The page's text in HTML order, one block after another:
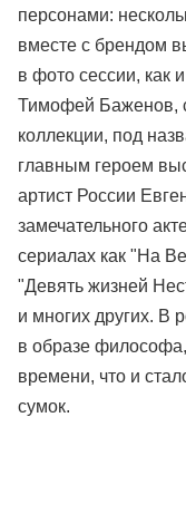
персонами:
вместе с брендом
в фото сессии, как
Тимофей Баженов,
коллекции, под
главным героем
артист России
замечательного
сериалах как "На
"Девять жизней
и многих других. В
в образе
времени, что и
сумок.